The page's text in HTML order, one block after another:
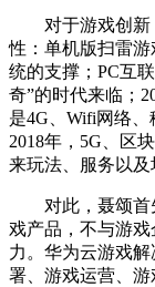
对于游戏创
性：单机版扫雷游
统的支撑；PC互
奇”的时代来临；
是4G、Wifi网络
2018年，5G、区
来玩法、服务以及
对此，聂颂首
戏产品，不与游
力。华为云游戏
署、游戏运营、